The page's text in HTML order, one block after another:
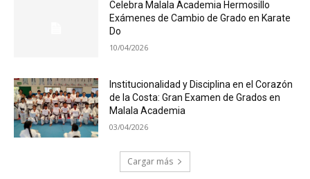
Celebra Malala Academia Hermosillo
Exámenes de Cambio de Grado en Karate
Do
10/04/2026
Institucionalidad y Disciplina en el Corazón
de la Costa: Gran Examen de Grados en
Malala Academia
03/04/2026
Cargar más